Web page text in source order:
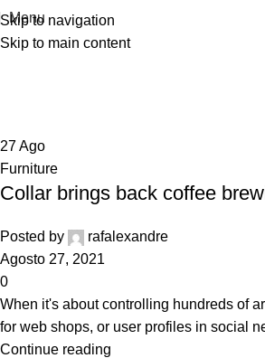
Skip to navigation
Skip to main content
Menu
Tag Archives: Chair
27Ago
Furniture
Collar brings back coffee
Posted by
rafalexandre
Agosto 27, 2021
0
When it's about controlling hundreds of
for web shops, or user profiles in social
Continue reading